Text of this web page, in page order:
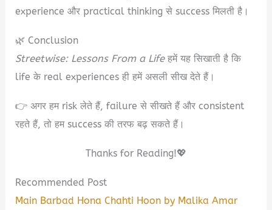
experience और practical thinking से success मिलती है।
🌿 Conclusion
Streetwise: Lessons From a Lifeहमें यह सिखाती है कि
life के real experiences ही हमें असली सीख देते हैं।
👉 अगर हम risk लेते हैं, failure से सीखते हैं और consistent
रहते हैं, तो हम success की तरफ बढ़ सकते हैं।
Thanks for Reading!💖
Recommended Post
Main Barbad Hona Chahti Hoon by Malika Amar